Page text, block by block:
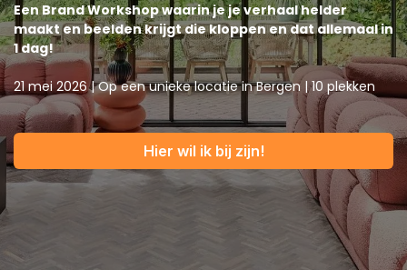
Een Brand Workshop waarin je je verhaal helder
maakt en beelden krijgt die kloppen en dat allemaal in
1 dag!
21 mei 2026 | Op een unieke locatie in Bergen | 10 plekken
Hier wil ik bij zijn!